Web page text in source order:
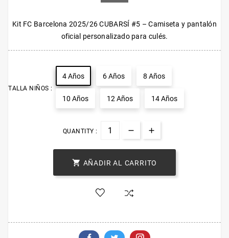
Kit FC Barcelona 2025/26 CUBARSÍ #5 – Camiseta y pantalón
oficial personalizado para culés.
TALLA NIÑOS :
4 Años 6 Años 8 Años
10 Años 12 Años 14 Años
QUANTITY :
 AÑADIR AL CARRITO